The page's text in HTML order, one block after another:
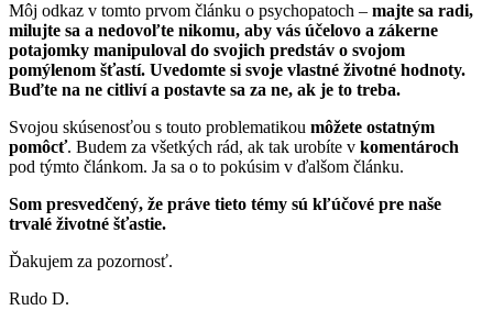
Môj odkaz v tomto prvom článku o psychopatoch – majte sa radi,
milujte sa a nedovoľte nikomu, aby vás účelovo a zákerne
potajomky manipuloval do svojich predstáv o svojom
pomýlenom šťastí. Uvedomte si svoje vlastné životné hodnoty.
Buďte na ne citliví a postavte sa za ne, ak je to treba.
Svojou skúsenosťou s touto problematikou môžete ostatným
pomôcť. Budem za všetkých rád, ak tak urobíte v komentároch
pod týmto článkom. Ja sa o to pokúsim v ďalšom článku.
Som presvedčený, že práve tieto témy sú kľúčové pre naše
trvalé životné šťastie.
Ďakujem za pozornosť.
Rudo D.